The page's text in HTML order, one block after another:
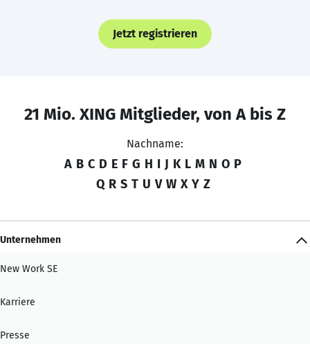
Jetzt registrieren
21 Mio. XING Mitglieder, von A bis Z
Nachname:
A B C D E F G H I J K L M N O P
Q R S T U V W X Y Z
Unternehmen
New Work SE
Karriere
Presse